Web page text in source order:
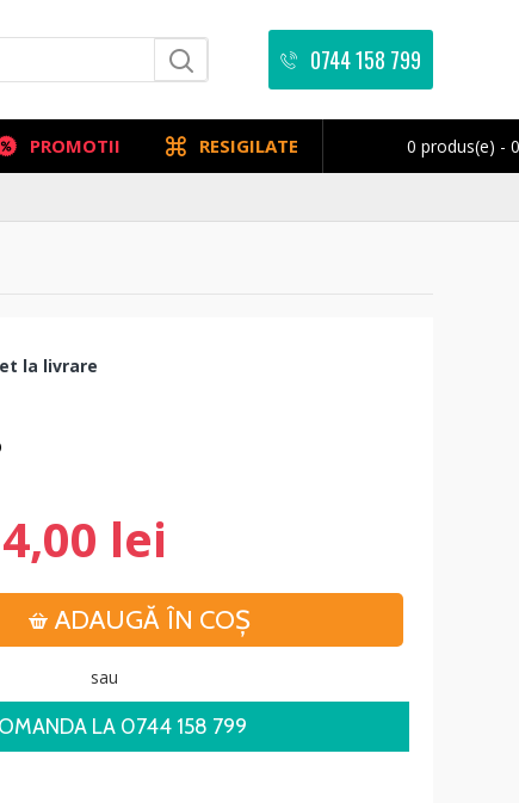
0744 158 799
PROMOTII RESIGILATE 0 produs(e) -
lei
ADAUGĂ ÎN COŞ
la livrare
sau
LA 0744 158 799